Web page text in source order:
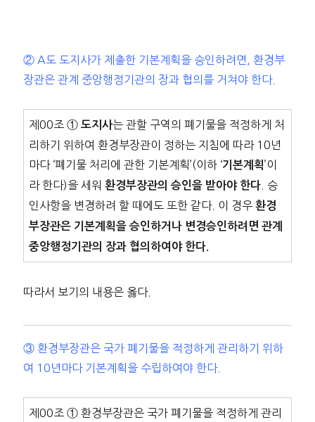
② A도 도지사가 제출한 기본계획을 승인하려면, 환경부
장관은 관계 중앙행정기관의 장과 협의를 거쳐야 한다.
제00조 ① 도지사는 관할 구역의 폐기물을 적정하게 처
리하기 위하여 환경부장관이 정하는 지침에 따라 10년
마다 ‘폐기물 처리에 관한 기본계획’(이하 ‘기본계획’이
라 한다)을 세워 환경부장관의 승인을 받아야 한다. 승
인사항을 변경하려 할 때에도 또한 같다. 이 경우 환경
부장관은 기본계획을 승인하거나 변경승인하려면 관계
중앙행정기관의 장과 협의하여야 한다.
따라서 보기의 내용은 옳다.
③ 환경부장관은 국가 폐기물을 적정하게 관리하기 위하
여 10년마다 기본계획을 수립하여야 한다.
제00조 ① 환경부장관은 국가 폐기물을 적정하게 관리